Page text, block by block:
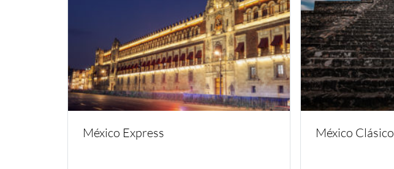
México Express México Clásico